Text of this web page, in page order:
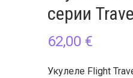
серии
62,00 €
Укулеле Flight